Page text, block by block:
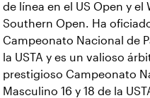
de línea en el US Open y el
Southern Open. Ha
Campeonato Nacional de
la USTA y es un valioso
prestigioso Campeonato
Masculino 16 y 18 de la